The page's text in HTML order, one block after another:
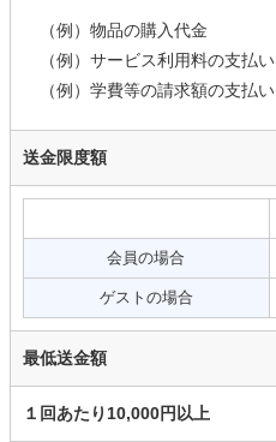
（例）物品の購入代金
（例）サービス利用料の支払い
（例）学費等の請求額の支払い
送金限度額
会員の場合
ゲストの場合
最低送金額
１回あたり10,000円以上